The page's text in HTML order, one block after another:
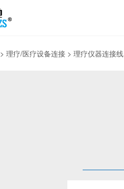
> 理疗/医疗设备连接 > 理疗仪器连接线